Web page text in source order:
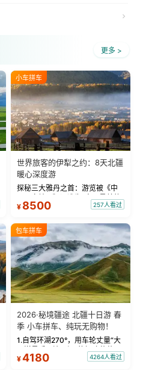
更多 >
小车拼车
世界旅客的伊犁之约：8天北疆
暖心深度游
探秘三大雅丹之首：游览被《中
国国家地理》评选为“中国最美的
三大雅丹”第一名的克拉玛依魔鬼
瓦人最大村落——禾木村，欣赏
晨雾与小木...
¥ 8500 257人看过
包车拼车
2026·秘境疆途 北疆十日游 春
季 小车拼车、纯玩无购物！
1.自驾环湖270°，用车轮丈量“大
西洋最后一滴眼泪”的极致蔚蓝，
让雪山、花海与深邃湖水在转弯
¥4180 4264人看过